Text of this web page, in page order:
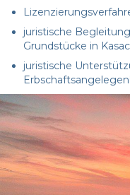
juristische
Grundstücke in
juristische